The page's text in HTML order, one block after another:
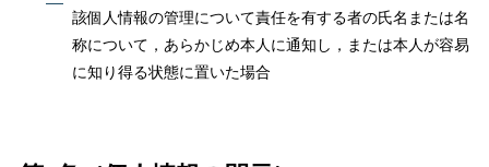
該個人情報の管理について責任を有する者の氏名または名
称について，あらかじめ本人に通知し，または本人が容易
に知り得る状態に置いた場合